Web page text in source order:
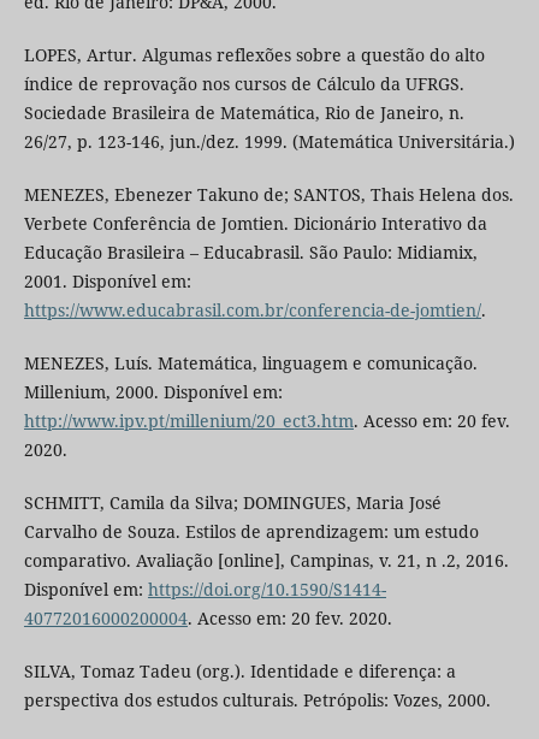
LOPES, Artur. Algumas reflexões sobre a questão do alto
índice de reprovação nos cursos de Cálculo da UFRGS.
Sociedade Brasileira de Matemática, Rio de Janeiro, n.
26/27, p. 123-146, jun./dez. 1999. (Matemática Universitária.)
MENEZES, Ebenezer Takuno de; SANTOS, Thais Helena dos.
Verbete Conferência de Jomtien. Dicionário Interativo da
Educação Brasileira – Educabrasil. São Paulo: Midiamix,
2001. Disponível em:
https://www.educabrasil.com.br/conferencia-de-jomtien/.
MENEZES, Luís. Matemática, linguagem e comunicação.
Millenium, 2000. Disponível em:
http://www.ipv.pt/millenium/20_ect3.htm. Acesso em: 20 fev.
2020.
SCHMITT, Camila da Silva; DOMINGUES, Maria José
Carvalho de Souza. Estilos de aprendizagem: um estudo
comparativo. Avaliação [online], Campinas, v. 21, n .2, 2016.
Disponível em: https://doi.org/10.1590/S1414-
40772016000200004. Acesso em: 20 fev. 2020.
SILVA, Tomaz Tadeu (org.). Identidade e diferença: a
perspectiva dos estudos culturais. Petrópolis: Vozes, 2000.